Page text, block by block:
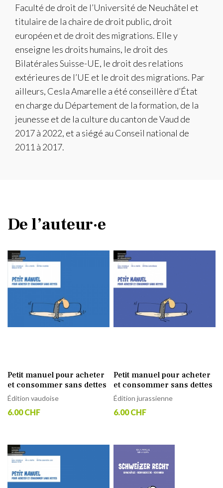
Faculté de droit de l’Université de Neuchâtel et
titulaire de la chaire de droit public, droit
européen et de droit des migrations. Elle y
enseigne les droits humains, le droit des
Bilatérales Suisse-UE, le droit des relations
extérieures de l’UE et le droit des migrations. Par
ailleurs, Cesla Amarelle a été conseillère d’État
en charge du Département de la formation, de la
jeunesse et de la culture du canton de Vaud de
2017 à 2022, et a siégé au Conseil national de
2011 à 2017.
De l’auteur·e
Petit manuel pour acheter
et consommer sans dettes
Édition vaudoise
6.00 CHF
Petit manuel pour acheter
et consommer sans dettes
Édition jurassienne
6.00 CHF